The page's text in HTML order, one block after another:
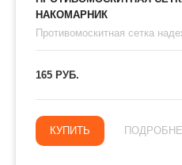
НАКОМАРНИК
Противомоскитная сетка
165 РУБ.
КУПИТЬ